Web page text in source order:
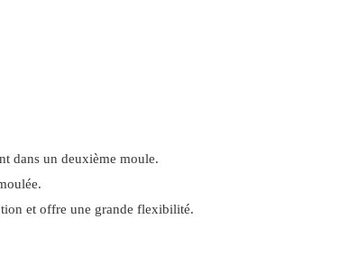
dans un deuxième moule.
et offre une grande flexibilité.